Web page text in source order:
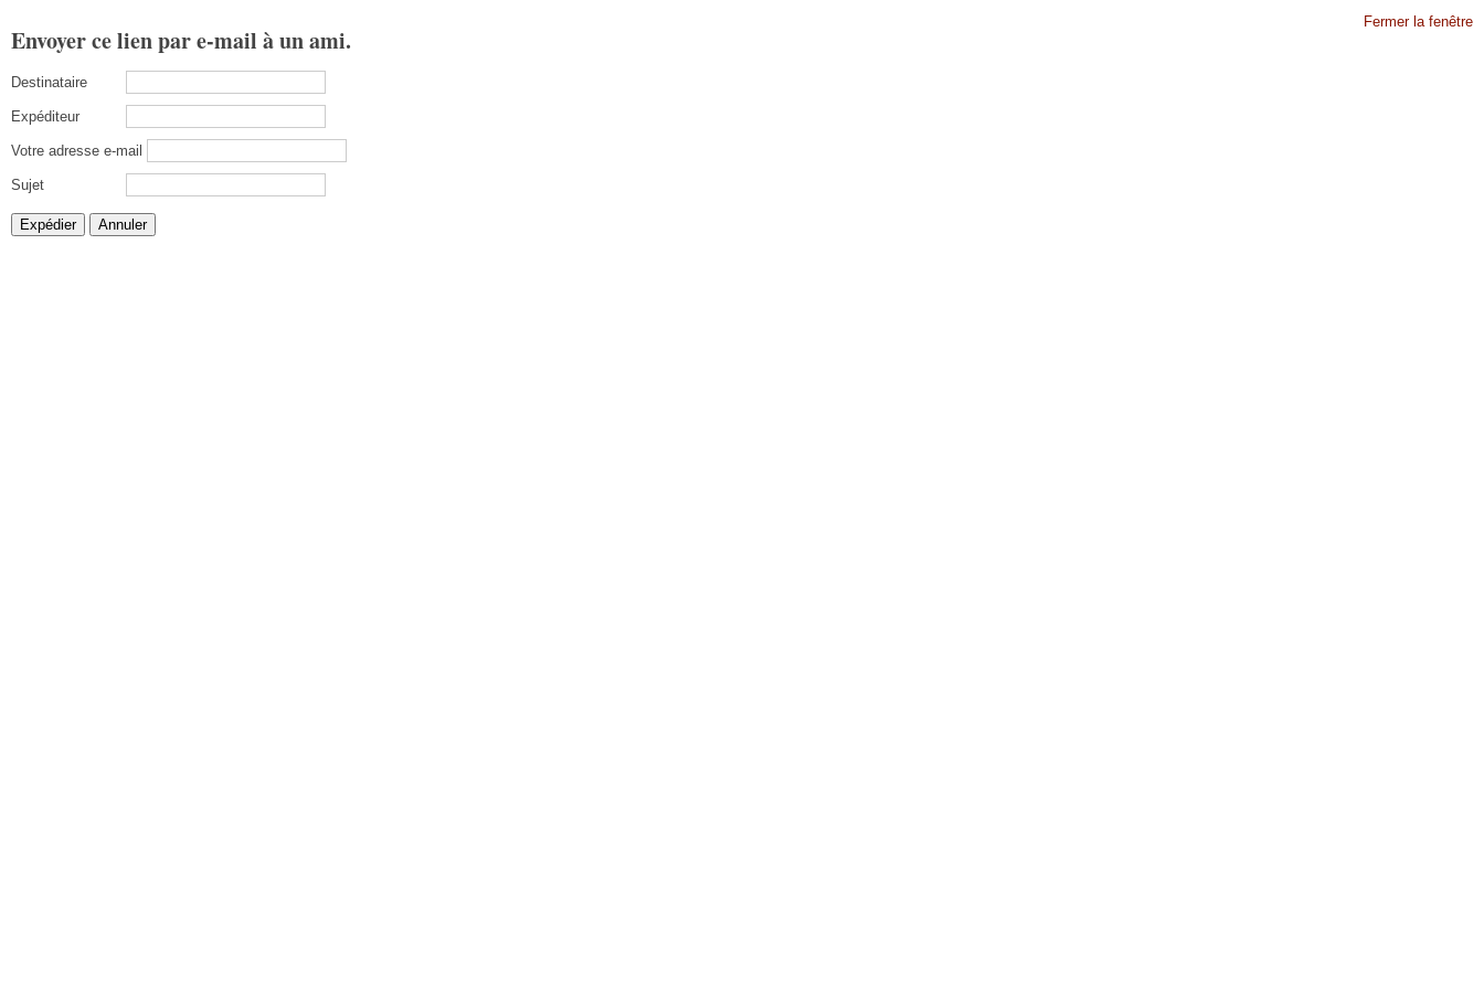
Envoyer ce lien par e-mail à un ami.
Fermer la fenêtre
Destinataire
Expéditeur
Votre adresse e-mail
Sujet
Expédier Annuler